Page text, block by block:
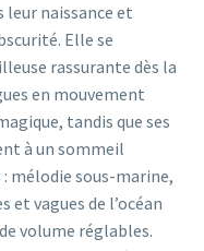
leur naissance et
Elle se
rassurante dès la
en mouvement
tandis que ses
à un sommeil
mélodie sous-marine,
et vagues de l’océan
volume réglables.